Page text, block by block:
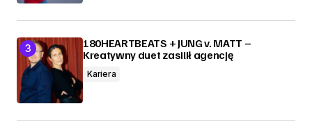
180HEARTBEATS + JUNG v. MATT –
Kreatywny duet zasilił agencję
Kariera